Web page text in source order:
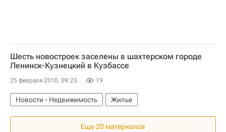
Шесть новостроек заселены в шахтерском городе
Ленинск-Кузнецкий в Кузбассе
25 февраля 2010, 09:23 19
Новости - Недвижимость Жилье
Еще 20 материалов